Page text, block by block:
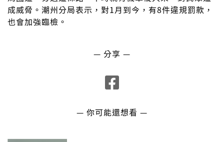
成威脅。潮州分局表示，對1月到今，有8件違規罰款，
也會加強臨檢。
— 分享 —
— 你可能還想看 —